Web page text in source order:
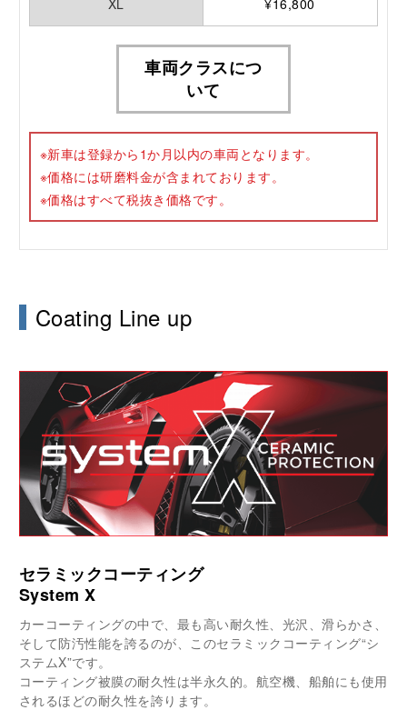
車両クラスにつ
いて
※新⾞は登録から1か月以内の⾞両となります。
※価格には研磨料金が含まれております。
※価格はすべて税抜き価格です。
Coating Line up
セラミックコーティング
System X
カーコーティングの中で、最も高い耐久性、光沢、滑らかさ、
そして防汚性能を誇るのが、このセラミックコーティング“シ
ステムX”です。
コーティング被膜の耐久性は半永久的。航空機、船舶にも使用
されるほどの耐久性を誇ります。